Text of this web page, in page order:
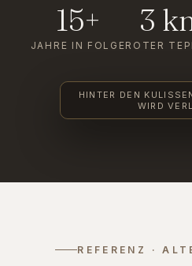
15+
JAHRE IN FOLGE
3
ROTER
HINTER DEN
WIRD
REFERENZ ·